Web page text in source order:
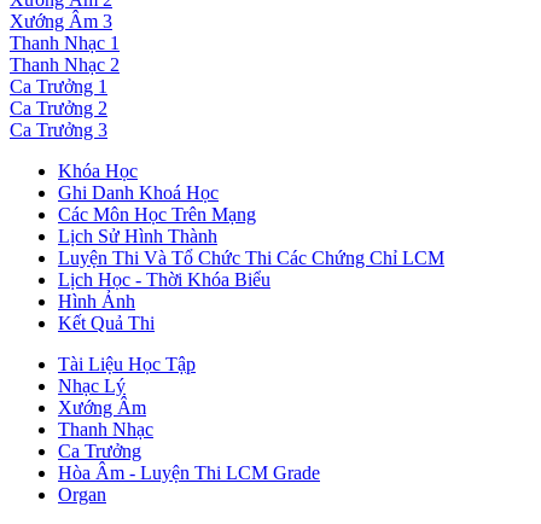
Xướng Âm 3
Thanh Nhạc 1
Thanh Nhạc 2
Ca Trưởng 1
Ca Trưởng 2
Ca Trưởng 3
Khóa Học
Ghi Danh Khoá Học
Các Môn Học Trên Mạng
Lịch Sử Hình Thành
Luyện Thi Và Tổ Chức Thi Các Chứng Chỉ LCM
Lịch Học - Thời Khóa Biểu
Hình Ảnh
Kết Quả Thi
Tài Liệu Học Tập
Nhạc Lý
Xướng Âm
Thanh Nhạc
Ca Trưởng
Hòa Âm - Luyện Thi LCM Grade
Organ